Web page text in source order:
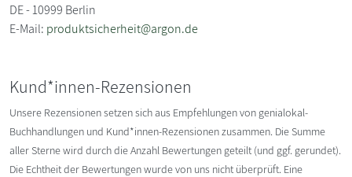
DE - 10999 Berlin
E-Mail: produktsicherheit@argon.de
Kund*innen-Rezensionen
Unsere Rezensionen setzen sich aus Empfehlungen von genialokal-
Buchhandlungen und Kund*innen-Rezensionen zusammen. Die Summe
aller Sterne wird durch die Anzahl Bewertungen geteilt (und ggf. gerundet).
Die Echtheit der Bewertungen wurde von uns nicht überprüft. Eine